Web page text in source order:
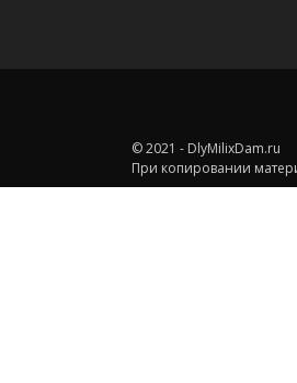
© 2021 - DlyMilixDam.ru
При копировании